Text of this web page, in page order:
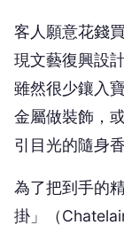
客人願意花錢
現文藝復興設
雖然很少鑲入
金屬做裝飾，
引目光的隨身香
為了把到手的
掛」（